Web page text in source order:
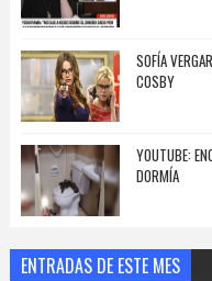
SOFÍA
COSBY
YOUTUBE:
DORMÍA
ENTRADAS DE ESTE MES